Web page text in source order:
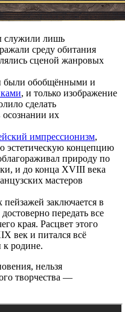
служили лишь
среду обитания
сценой жанровых
были обобщёнными и
, и только изображение
сделать
их
импрессионизм,
эстетическую концепцию
природу по
и до конца XVIII века
мастеров
заключается в
передать все
края. Расцвет этого
век и питался всё
родине.
нельзя
творчества —